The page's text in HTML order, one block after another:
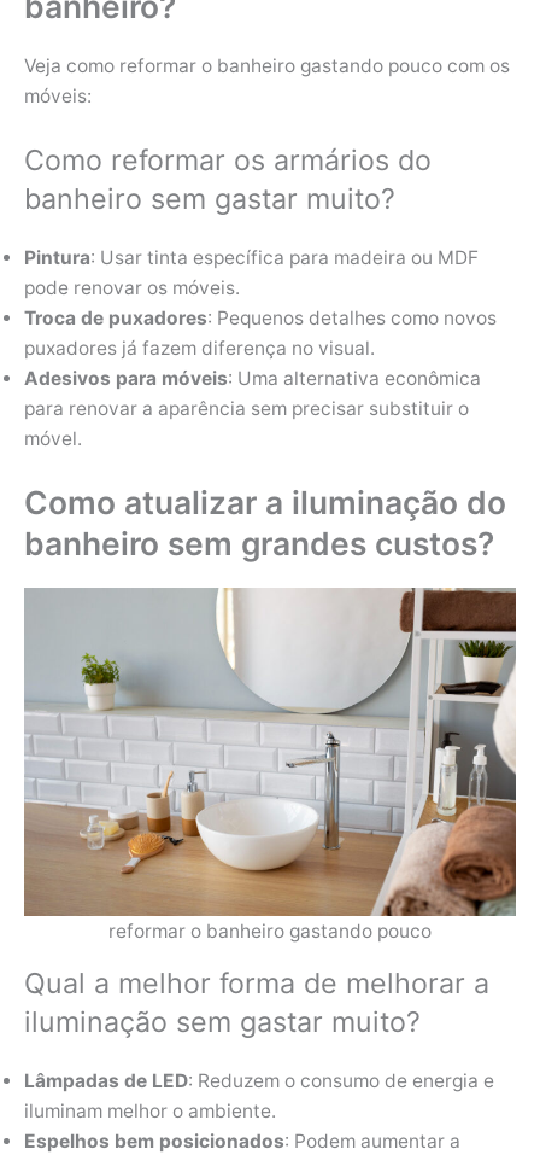
Veja como reformar o banheiro gastando pouco com os
móveis:
Como reformar os armários do
banheiro sem gastar muito?
Pintura: Usar tinta específica para madeira ou MDF
pode renovar os móveis.
Troca de puxadores: Pequenos detalhes como novos
puxadores já fazem diferença no visual.
Adesivos para móveis: Uma alternativa econômica
para renovar a aparência sem precisar substituir o
móvel.
Como atualizar a iluminação do
banheiro sem grandes custos?
reformar o banheiro gastando pouco
Qual a melhor forma de melhorar a
iluminação sem gastar muito?
Lâmpadas de LED: Reduzem o consumo de energia e
iluminam melhor o ambiente.
Espelhos bem posicionados: Podem aumentar a